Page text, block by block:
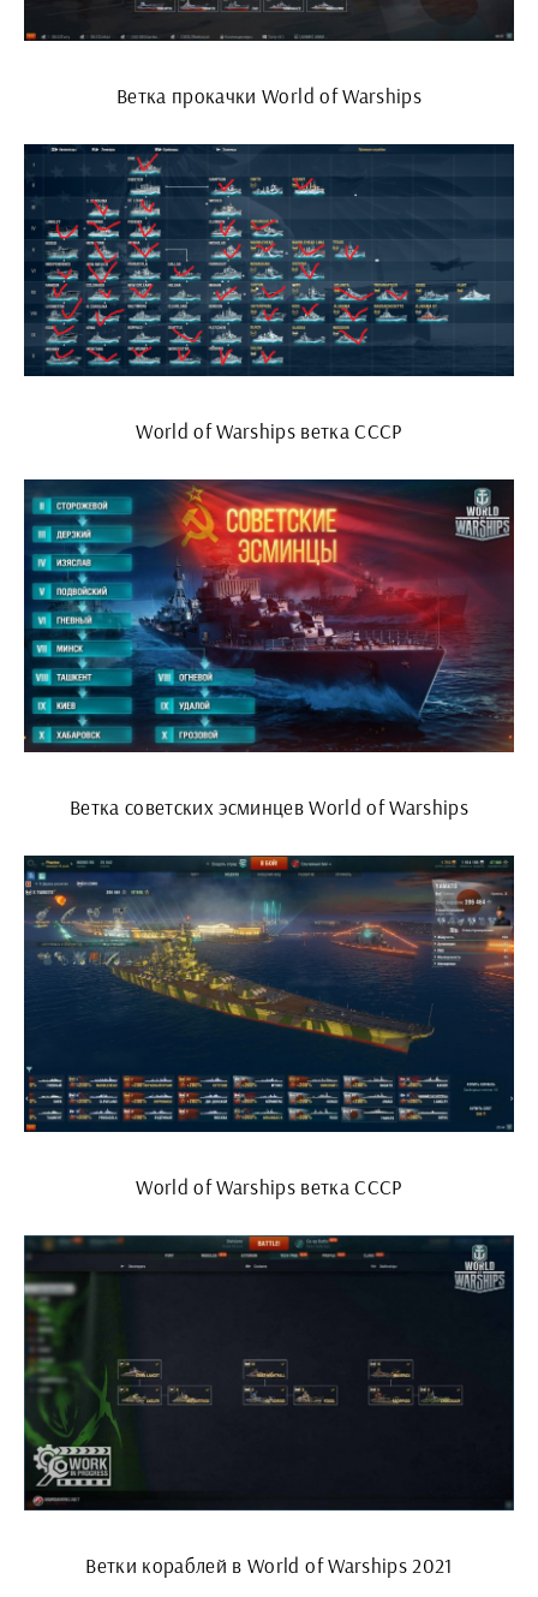
Ветка прокачки World of Warships
World of Warships ветка СССР
Ветка советских эсминцев World of Warships
World of Warships ветка СССР
Ветки кораблей в World of Warships 2021